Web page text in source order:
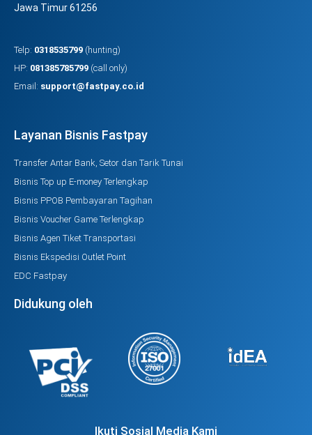
Jawa Timur 61256
Telp: 0318535799 (hunting)
HP: 081385785799 (call only)
Email: support@fastpay.co.id
Layanan Bisnis Fastpay
Transfer Antar Bank, Setor dan Tarik Tunai
Bisnis Top up E-money Terlengkap
Bisnis PPOB Pembayaran Tagihan
Bisnis Voucher Game Terlengkap
Bisnis Agen Tiket Transportasi
Bisnis Ekspedisi Outlet Point
EDC Fastpay
Didukung oleh
Ikuti Sosial Media Kami